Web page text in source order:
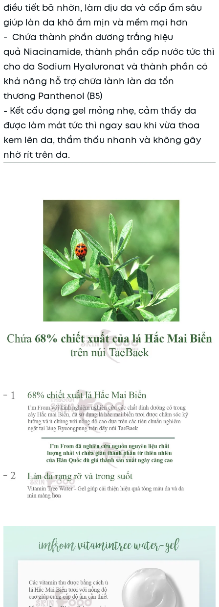
điều tiết bã nhờn, làm dịu da và cấp ẩm sâu
giúp làn da khô ẩm mịn và mềm mại hơn
- Chứa thành phần dưỡng trắng hiệu
quả Niacinamide, thành phần cấp nước tức thì
cho da Sodium Hyaluronat và thành phần có
khả năng hỗ trợ chữa lành làn da tổn
thương Panthenol (B5)
- Kết cấu dạng gel mỏng nhẹ, cảm thấy da
được làm mát tức thì ngay sau khi vừa thoa
kem lên da, thẩm thấu nhanh và không gây
nhờ rít trên da.